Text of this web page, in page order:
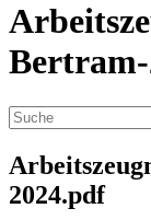
2024.pdf